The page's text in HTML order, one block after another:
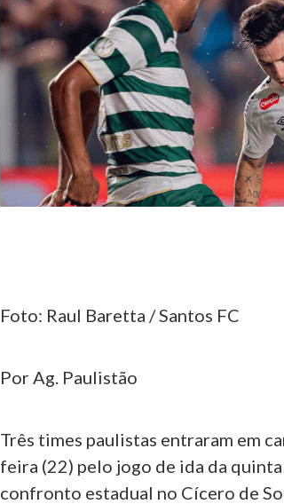
Foto: Raul Baretta / Santos FC
Por Ag. Paulistão
Três times paulistas entraram em
feira (22) pelo jogo de ida da
confronto estadual no Cícero de